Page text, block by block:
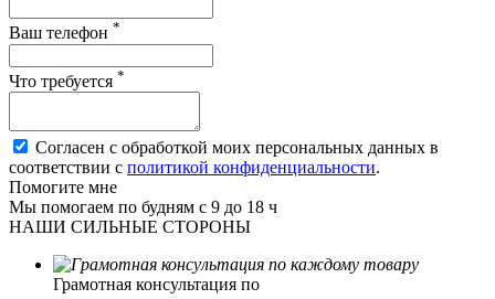
Ваш телефон *
Что требуется *
Согласен с обработкой моих персональных данных в
соответствии с политикой конфиденциальности.
Помогите мне
Мы помогаем по будням с 9 до 18 ч
НАШИ СИЛЬНЫЕ СТОРОНЫ
Грамотная консультация по